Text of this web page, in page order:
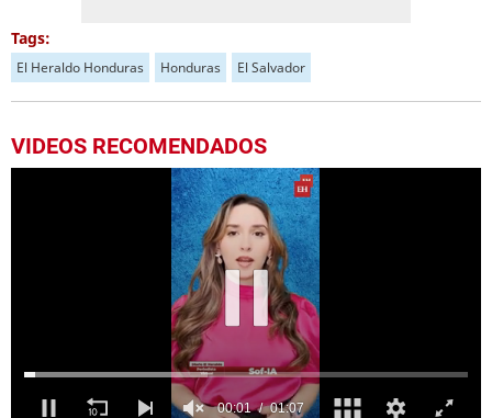
Tags:
El Heraldo Honduras Honduras El Salvador
VIDEOS RECOMENDADOS
00:04 01:07